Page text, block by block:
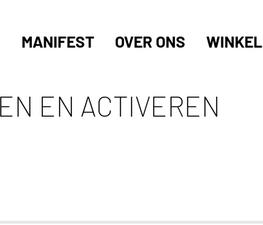
MANIFEST OVER ONS WINKEL
EN ACTIVEREN